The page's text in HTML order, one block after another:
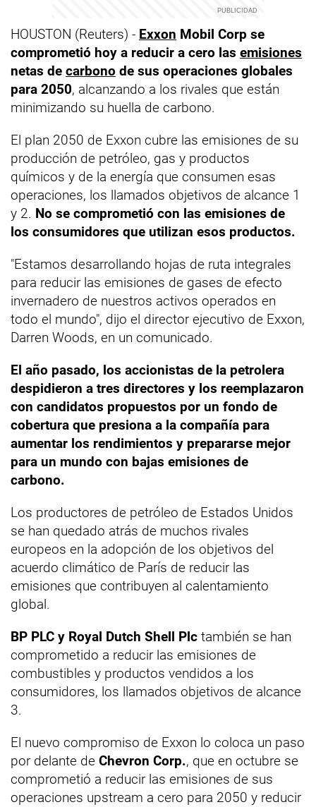
HOUSTON (Reuters) - Exxon Mobil Corp se
comprometió hoy a reducir a cero las emisiones
netas de carbono de sus operaciones globales
para 2050, alcanzando a los rivales que están
minimizando su huella de carbono.
El plan 2050 de Exxon cubre las emisiones de su
producción de petróleo, gas y productos
químicos y de la energía que consumen esas
operaciones, los llamados objetivos de alcance 1
y 2. No se comprometió con las emisiones de
los consumidores que utilizan esos productos.
"Estamos desarrollando hojas de ruta integrales
para reducir las emisiones de gases de efecto
invernadero de nuestros activos operados en
todo el mundo", dijo el director ejecutivo de Exxon,
Darren Woods, en un comunicado.
El año pasado, los accionistas de la petrolera
despidieron a tres directores y los reemplazaron
con candidatos propuestos por un fondo de
cobertura que presiona a la compañía para
aumentar los rendimientos y prepararse mejor
para un mundo con bajas emisiones de
carbono.
Los productores de petróleo de Estados Unidos
se han quedado atrás de muchos rivales
europeos en la adopción de los objetivos del
acuerdo climático de París de reducir las
emisiones que contribuyen al calentamiento
global.
BP PLC y Royal Dutch Shell Plc también se han
comprometido a reducir las emisiones de
combustibles y productos vendidos a los
consumidores, los llamados objetivos de alcance
3.
El nuevo compromiso de Exxon lo coloca un paso
por delante de Chevron Corp., que en octubre se
comprometió a reducir las emisiones de sus
operaciones upstream a cero para 2050 y reducir